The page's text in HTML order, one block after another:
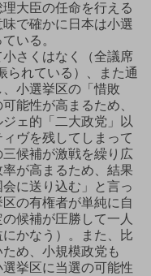
大臣の任命を行える
で確かに日本は小選
いる。
さくはなく（全議席
られている）、また通
小選挙区の「惜敗
能性が高まるため、
ェ的「二大政党」以
ヴを残してしまって
候補が激戦を繰り広
が高まるため、結果
に送り込む」と言っ
の有権者が単純に自
候補が圧勝して一人
かなう）。また、比
め、小規模政党も
選挙区に当選の可能性